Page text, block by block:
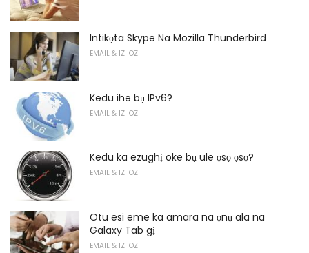
Intikọta Skype Na Mozilla Thunderbird
EMAIL & IZI OZI
Kedu ihe bụ IPv6?
EMAIL & IZI OZI
Kedu ka ezughị oke bụ ule ọsọ ọsọ?
EMAIL & IZI OZI
Otu esi eme ka amara na ọnụ ala na
Galaxy Tab gị
EMAIL & IZI OZI